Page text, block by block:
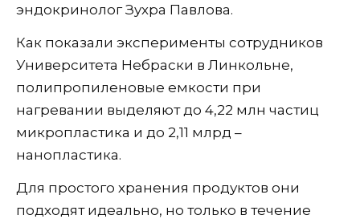
эндокринолог Зухра Павлова.
Как показали эксперименты сотрудников
Университета Небраски в Линкольне,
полипропиленовые емкости при
нагревании выделяют до 4,22 млн частиц
микропластика и до 2,11 млрд –
нанопластика.
Для простого хранения продуктов они
подходят идеально, но только в течение